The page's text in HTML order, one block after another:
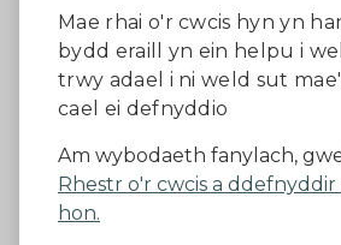
Mae rhai o'r cwcis hyn yn
bydd eraill yn ein helpu i
trwy adael i ni weld sut
cael ei defnyddio
Am wybodaeth fanylach,
Rhestr o'r cwcis a ddefnyddir
hon.
Dywedwch eich barn
Facebook
Datganiad
Diogelu Data a Phreifatrwydd